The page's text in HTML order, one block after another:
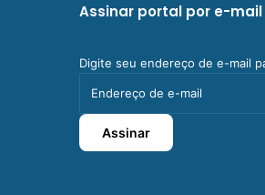
Assinar portal por e-mail
Digite seu endereço de e-mail
de
e-
mail
Assinar